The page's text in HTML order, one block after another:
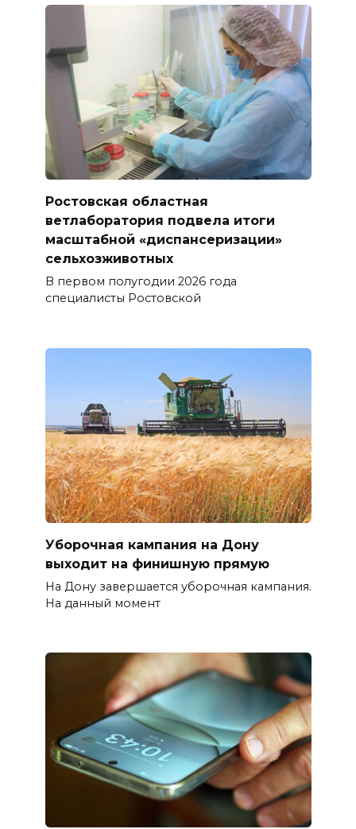
Ростовская областная
ветлаборатория подвела итоги
масштабной «диспансеризации»
сельхозживотных
В первом полугодии 2026 года
специалисты Ростовской
Уборочная кампания на Дону
выходит на финишную прямую
На Дону завершается уборочная кампания.
На данный момент